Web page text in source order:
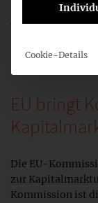
EU bringt
Die EU-
zur
Kommission ist
Cookie-Details